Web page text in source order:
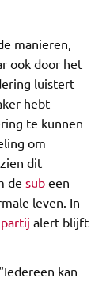
manieren,
ook door het
luistert
hebt
te kunnen
om
dit
de sub een
leven. In
alert blijft
kan